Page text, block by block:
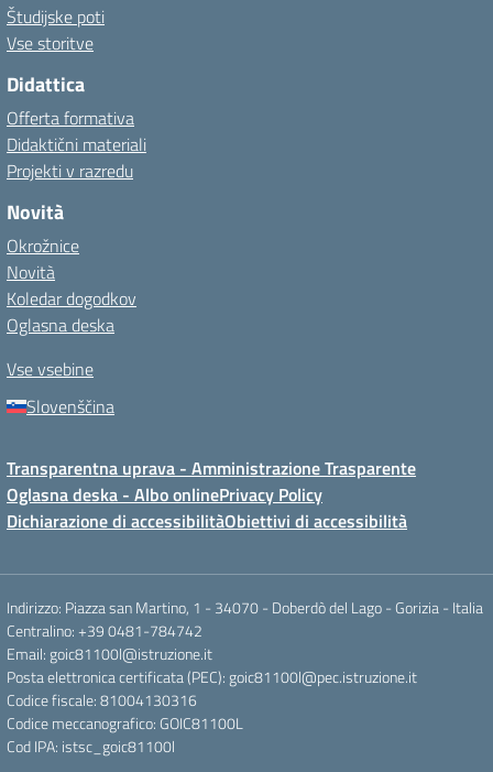
Študijske poti
Vse storitve
Didattica
Offerta formativa
Didaktični materiali
Projekti v razredu
Novità
Okrožnice
Novità
Koledar dogodkov
Oglasna deska
Vse vsebine
Slovenščina
Transparentna uprava - Amministrazione Trasparente
Oglasna deska - Albo onlinePrivacy Policy
Dichiarazione di accessibilitàObiettivi di accessibilità
Indirizzo: Piazza san Martino, 1 - 34070 - Doberdò del Lago - Gorizia - Italia
Centralino: +39 0481-784742
Email: goic81100l@istruzione.it
Posta elettronica certificata (PEC): goic81100l@pec.istruzione.it
Codice fiscale: 81004130316
Codice meccanografico: GOIC81100L
Cod IPA: istsc_goic81100l